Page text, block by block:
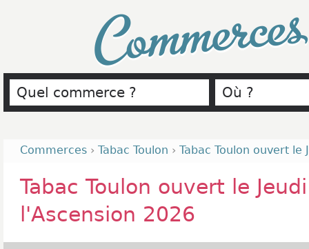
Commerces › Tabac Toulon › Tabac Toulon ouvert le
Tabac Toulon ouvert le
l'Ascension 2026